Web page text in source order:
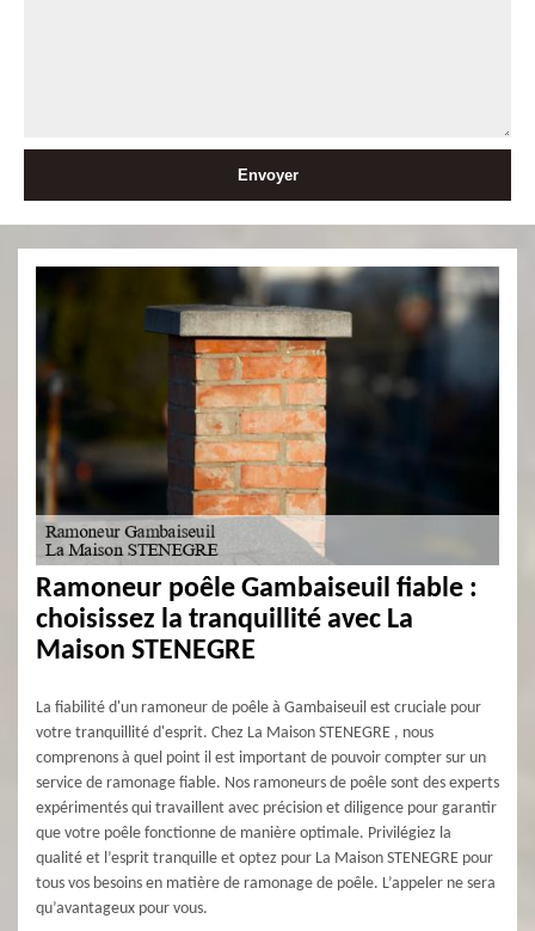
Ramoneur poêle Gambaiseuil fiable :
choisissez la tranquillité avec La
Maison STENEGRE
La fiabilité d'un ramoneur de poêle à Gambaiseuil est cruciale pour
votre tranquillité d'esprit. Chez La Maison STENEGRE , nous
comprenons à quel point il est important de pouvoir compter sur un
service de ramonage fiable. Nos ramoneurs de poêle sont des experts
expérimentés qui travaillent avec précision et diligence pour garantir
que votre poêle fonctionne de manière optimale. Privilégiez la
qualité et l’esprit tranquille et optez pour La Maison STENEGRE pour
tous vos besoins en matière de ramonage de poêle. L’appeler ne sera
qu’avantageux pour vous.